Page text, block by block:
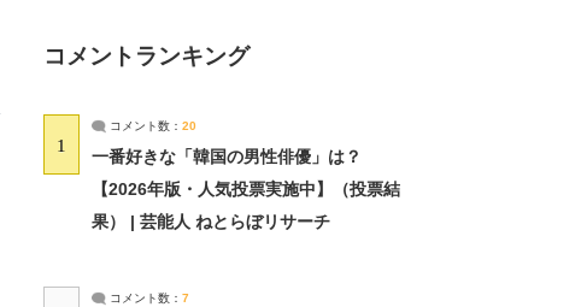
コメントランキング
1
コメント数： 20
一番好きな「韓国の男性俳優」は？
【2026年版・人気投票実施中】（投票結
果） | 芸能人 ねとらぼリサーチ
コメント数： 7